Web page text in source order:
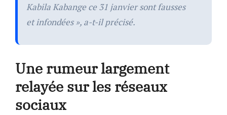
Kabila Kabange ce 31 janvier sont fausses
et infondées », a-t-il précisé.
Une rumeur largement
relayée sur les réseaux
sociaux